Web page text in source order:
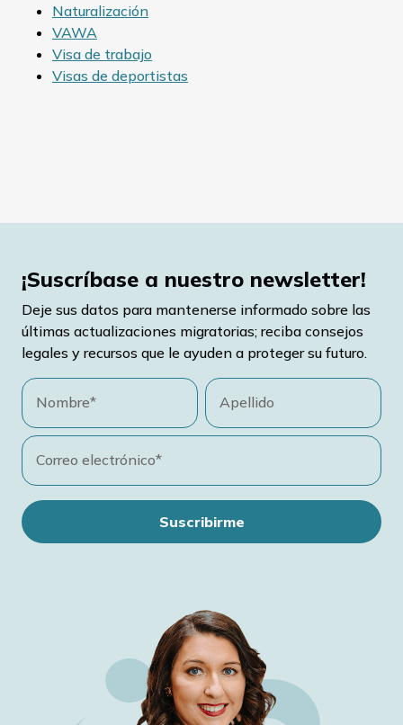
Naturalización
VAWA
Visa de trabajo
Visas de deportistas
¡Suscríbase a nuestro newsletter!
Deje sus datos para mantenerse informado sobre las
últimas actualizaciones migratorias; reciba consejos
legales y recursos que le ayuden a proteger su futuro.
Nombre* Apellido
Correo electrónico*
Suscribirme